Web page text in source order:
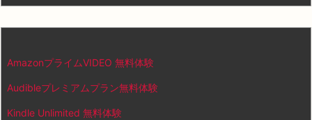
AmazonプライムVIDEO 無料体験
Audibleプレミアムプラン無料体験
Kindle Unlimited 無料体験